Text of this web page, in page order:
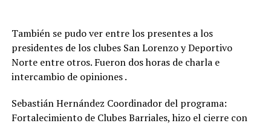
También se pudo ver entre los presentes a los
presidentes de los clubes San Lorenzo y Deportivo
Norte entre otros. Fueron dos horas de charla e
intercambio de opiniones .
Sebastián Hernández Coordinador del programa:
Fortalecimiento de Clubes Barriales, hizo el cierre con